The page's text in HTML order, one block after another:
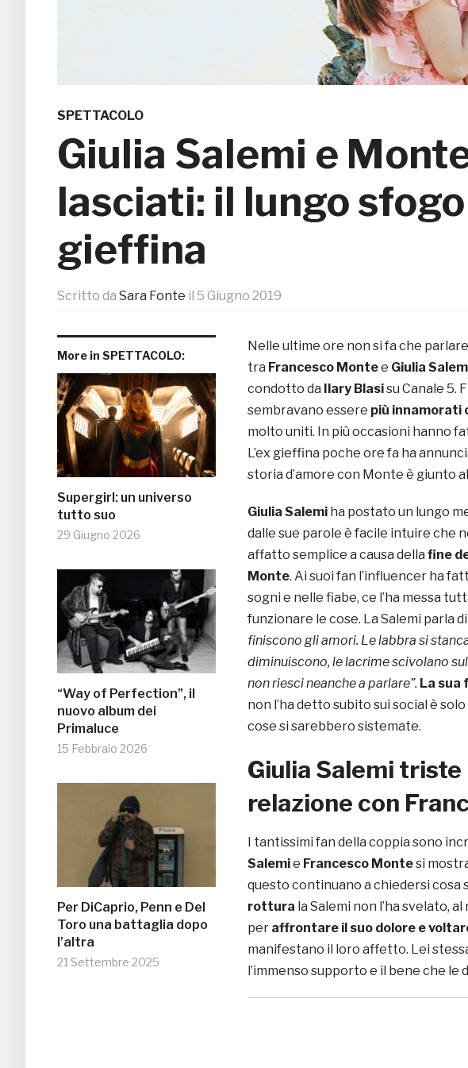
SPETTACOLO
Giulia Salemi e
lasciati: il lungo sfogo
gieffina
Scritto da Sara Fonte il 5 Giugno 2019
More in SPETTACOLO:
Supergirl: un universo
tutto suo
29 Giugno 2026
“Way of Perfection”, il
nuovo album dei
Primaluce
15 Febbraio 2026
Per DiCaprio, Penn e Del
Toro una battaglia dopo
l’altra
21 Settembre 2025
Nelle ultime ore non si fa che
tra Francesco Montee Giulia
condotto da Ilary Blasisu Canale 5.
sembravano essere più innamorati
molto uniti. In più occasioni hanno
L’ex gieffina poche ore fa ha
storia d’amore con Monte è giunto
Giulia Salemi ha postato un lungo
dalle sue parole è facile intuire che
affatto semplice a causa della fine
Monte. Ai suoi fan l’influencer ha
sogni e nelle fiabe, ce l’ha messa
funzionare le cose. La Salemi parla
finiscono gli amori. Le labbra si
diminuiscono, le lacrime scivolano
non riesci neanche a parlare”. La sua
non l’ha detto subito sui social è
cose si sarebbero sistemate.
Giulia Salemi
relazione con
I tantissimi fan della coppia sono
Salemie Francesco Montesi
questo continuano a chiedersi cosa
rottura la Salemi non l’ha svelato,
per affrontare il suo dolore e
manifestano il loro affetto. Lei
l’immenso supporto e il bene che le